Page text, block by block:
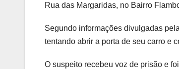
Rua das Margaridas, no Bairro
Segundo informações divulgadas
tentando abrir a porta de seu carro e
O suspeito recebeu voz de prisão e